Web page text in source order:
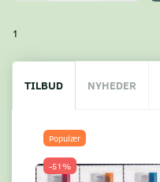
1
TILBUD NYHEDER
Populær
-51%